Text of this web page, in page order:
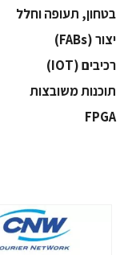
בטחון, תעופה וחלל
‫יצור (‪(FABs‬‬
‫רכיבים‬ (IOT)
‫תוכנות משובצות‬
‫‪FPGA‬‬